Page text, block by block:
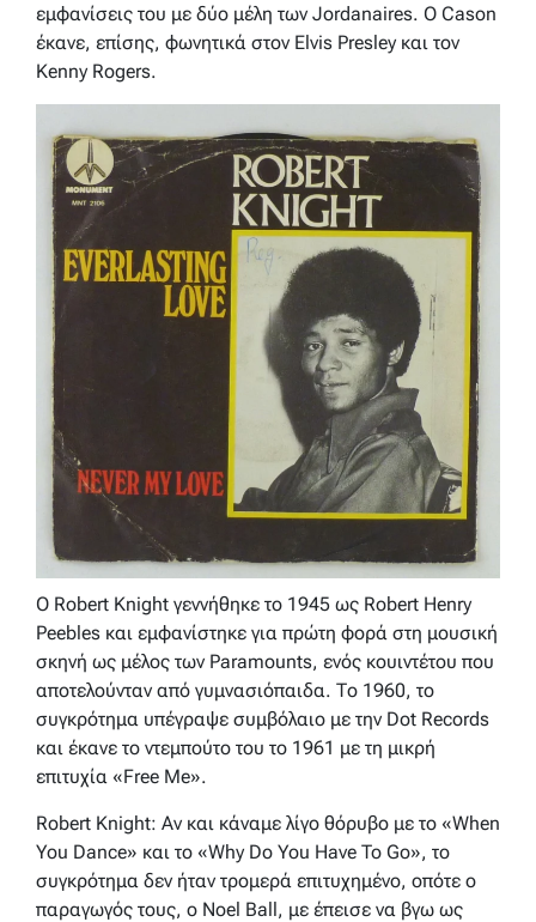
εμφανίσεις του με δύο μέλη των Jordanaires. Ο Cason
έκανε, επίσης, φωνητικά στον Elvis Presley και τον
Kenny Rogers.
Ο Robert Knight γεννήθηκε το 1945 ως Robert Henry
Peebles και εμφανίστηκε για πρώτη φορά στη μουσική
σκηνή ως μέλος των Paramounts, ενός κουιντέτου που
αποτελούνταν από γυμνασιόπαιδα. Το 1960, το
συγκρότημα υπέγραψε συμβόλαιο με την Dot Records
και έκανε το ντεμπούτο του το 1961 με τη μικρή
επιτυχία «Free Me».
Robert Knight: Αν και κάναμε λίγο θόρυβο με το «When
You Dance» και το «Why Do You Have To Go», το
συγκρότημα δεν ήταν τρομερά επιτυχημένο, οπότε ο
παραγωγός τους, ο Noel Ball, με έπεισε να βγω ως